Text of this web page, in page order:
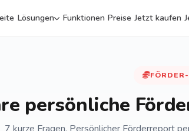
Lösungen Funktionen Preise Jetzt kaufen
persönliche